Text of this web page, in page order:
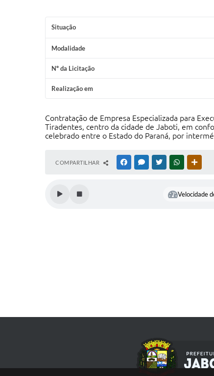
Situação
Modalidade
Nº da Licitação
Realização em
Contratação de Empresa Especializada para
Tiradentes, centro da cidade de Jaboti, em
celebrado entre o Estado do Paraná, por
COMPARTILHAR FACEBOOKMESSENGER
TWITTERWHATSAPP
Velocidade